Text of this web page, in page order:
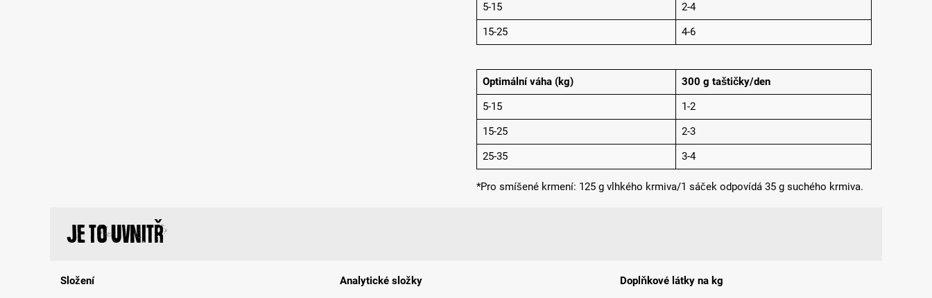
5-15
2-4
15-25
4-6
Optimální váha (kg)
300 g taštičky/den
5-15
1-2
15-25
2-3
25-35
3-4
*Pro smíšené krmení: 125 g vlhkého krmiva/1 sáček odpovídá 35 g suchého krmiva.
Je to uvnitř
Složení
Analytické složky
Doplňkové látky na kg